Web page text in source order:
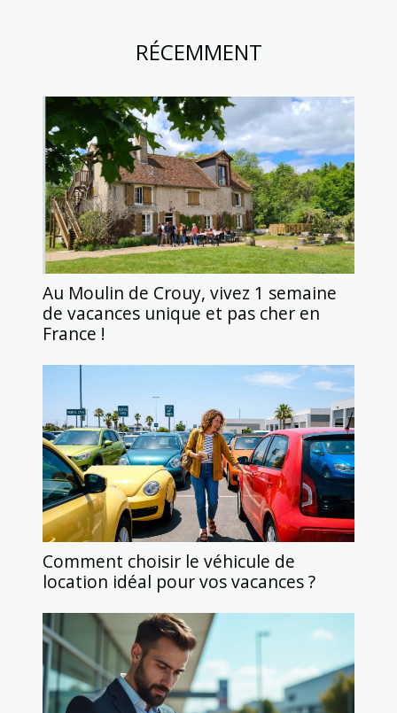
RÉCEMMENT
Au Moulin de Crouy, vivez 1 semaine
de vacances unique et pas cher en
France !
Comment choisir le véhicule de
location idéal pour vos vacances ?